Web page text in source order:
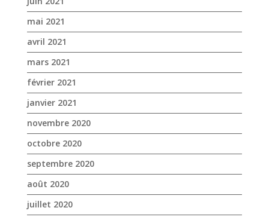
mai 2021
avril 2021
mars 2021
février 2021
janvier 2021
novembre 2020
octobre 2020
septembre 2020
août 2020
juillet 2020